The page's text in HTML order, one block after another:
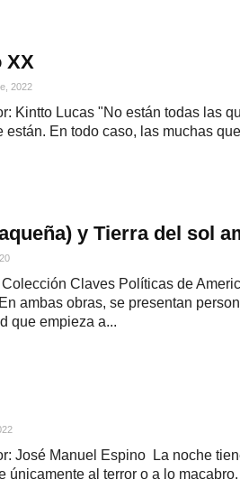
XX
2022
Kintto Lucas "No están todas las
están. En todo caso, las muchas
y Tierra del sol
Claves Políticas de
ambas obras, se presentan
que empieza a...
José Manuel Espino La noche
únicamente al terror o a lo